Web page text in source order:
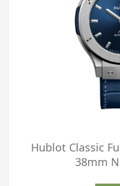
Hublot Classic
38mm